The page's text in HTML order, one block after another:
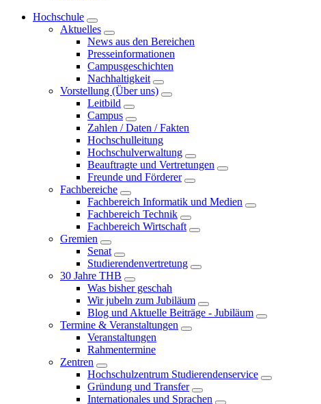
Hochschule
Aktuelles
News aus den Bereichen
Presseinformationen
Campusgeschichten
Nachhaltigkeit
Vorstellung (Über uns)
Leitbild
Campus
Zahlen / Daten / Fakten
Hochschulleitung
Hochschulverwaltung
Beauftragte und Vertretungen
Freunde und Förderer
Fachbereiche
Fachbereich Informatik und Medien
Fachbereich Technik
Fachbereich Wirtschaft
Gremien
Senat
Studierendenvertretung
30 Jahre THB
Was bisher geschah
Wir jubeln zum Jubiläum
Blog und Aktuelle Beiträge - Jubiläum
Termine & Veranstaltungen
Veranstaltungen
Rahmentermine
Zentren
Hochschulzentrum Studierendenservice
Gründung und Transfer
Internationales und Sprachen